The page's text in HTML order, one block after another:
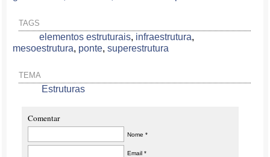
TAGS
elementos estruturais, infraestrutura,
mesoestrutura, ponte,superestrutura
TEMA
Estruturas
Comentar
Nome *
Email *